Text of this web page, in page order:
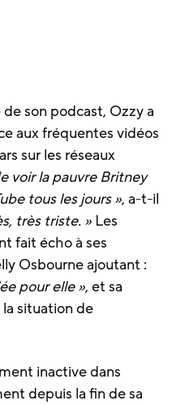
son podcast, Ozzy a
aux fréquentes vidéos
sur les réseaux
voir la pauvre Britney
tous les jours », a-t-il
très triste. » Les
fait écho à ses
Osbourne ajoutant :
pour elle », et sa
situation de
inactive dans
depuis la fin de sa